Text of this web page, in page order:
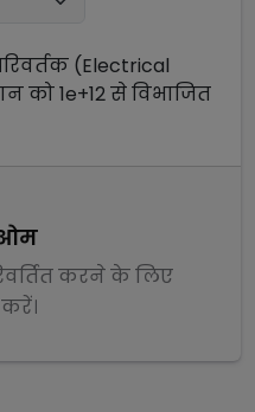
(Electrical
को1e+12सेविभाजित
करने के लिए
करें।